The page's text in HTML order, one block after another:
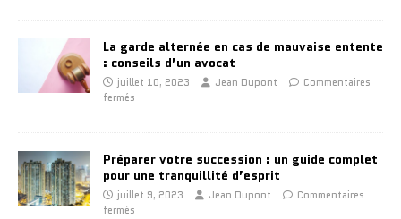
La garde alternée en cas de mauvaise entente
: conseils d’un avocat
juillet 10, 2023 Jean Dupont
Commentaires
fermés
Préparer votre succession : un guide complet
pour une tranquillité d’esprit
juillet 9, 2023 Jean Dupont
Commentaires
fermés